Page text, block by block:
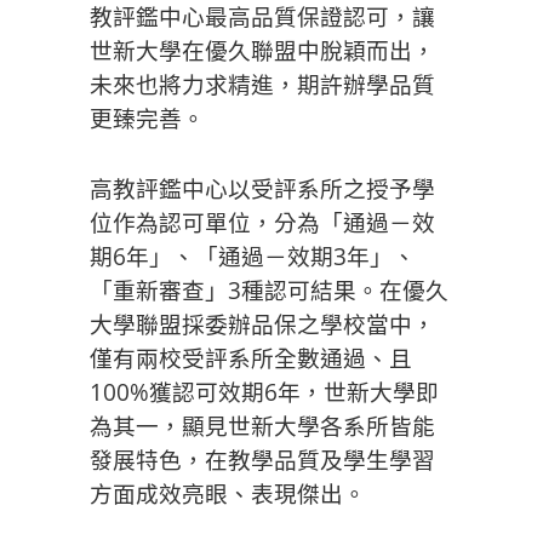
教評鑑中心最高品質保證認可，讓
世新大學在優久聯盟中脫穎而出，
未來也將力求精進，期許辦學品質
更臻完善。
高教評鑑中心以受評系所之授予學
位作為認可單位，分為「通過－效
期6年」、「通過－效期3年」、
「重新審查」3種認可結果。在優久
大學聯盟採委辦品保之學校當中，
僅有兩校受評系所全數通過、且
100%獲認可效期6年，世新大學即
為其一，顯見世新大學各系所皆能
發展特色，在教學品質及學生學習
方面成效亮眼、表現傑出。